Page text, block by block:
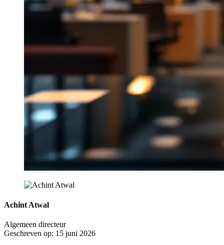
Achint Atwal
Algemeen directeur
Geschreven op: 15 juni 2026